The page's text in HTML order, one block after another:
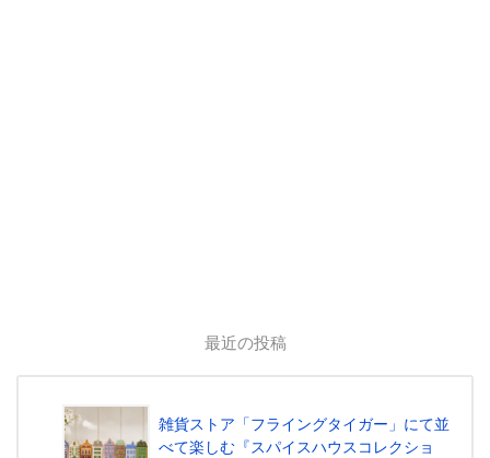
最近の投稿
雑貨ストア「フライングタイガー」にて並
べて楽しむ『スパイスハウスコレクショ